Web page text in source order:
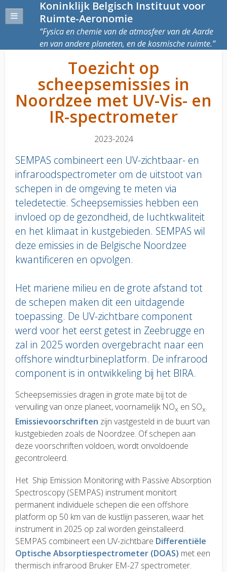
Koninklijk Belgisch Instituut voor
Ruimte-Aeronomie
Fysica en chemie van de atmosfeer van de Aarde
en van andere planeten, en de kosmische ruimte.
Toezicht op
scheepsemissies in
Noordzee met UV-Vis- en
IR-spectrometer
2023-2024
SEMPAS combineert een UV-zichtbaar- en
infraroodspectrometer om de uitstoot van
schepen in de omgeving te meten via
teledetectie. Scheepsemissies hebben een
invloed op de gezondheid, de luchtkwaliteit
en het klimaat in kustgebieden. SEMPAS wil
deze emissies in de Belgische Noordzee
kwantificeren en opvolgen.
Het mariene milieu en de grote afstand tot
de schepen maken dit een uitdagende
toepassing. De UV-zichtbare component
werd voor het eerst getest in Zeebrugge en
zal in 2025 worden overgebracht naar een
offshore windturbineplatform. De infrarood
component is in ontwikkeling bij het BIRA.
Body
text
Scheepsemissies dragen in grote mate bij tot de
vervuiling van onze planeet, voornamelijk NOx en SOx.
Emissievoorschriften zijn vastgesteld in de buurt van
kustgebieden zoals de Noordzee. Of schepen aan
deze voorschriften voldoen, wordt onvoldoende
gecontroleerd.
Het Ship Emission Monitoring with Passive Absorption
Spectroscopy (SEMPAS) instrument monitort
permanent individuele schepen die een offshore
platform op 50 km van de kustlijn passeren, waar het
instrument in 2025 op zal worden geïnstalleerd.
SEMPAS combineert een UV-zichtbare Differentiële
Optische Absorptiespectrometer (DOAS) met een
thermisch infrarood Bruker EM-27 spectrometer.